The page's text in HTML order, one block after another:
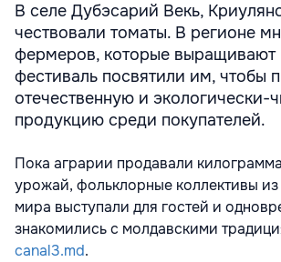
В селе Дубэсарий Векь,
чествовали томаты. В регионе
фермеров, которые
фестиваль посвятили им, чтобы
отечественную и экологически-
продукцию среди покупателей.
Пока аграрии продавали
урожай, фольклорные коллективы
мира выступали для гостей и
знакомились с молдавскими
canal3.md.